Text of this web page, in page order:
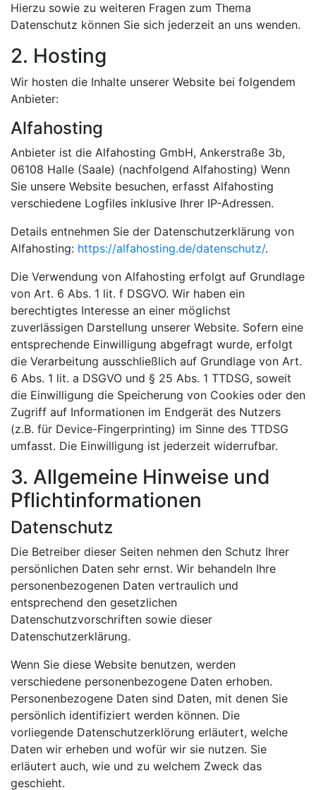
Hierzu sowie zu weiteren Fragen zum Thema
Datenschutz können Sie sich jederzeit an uns wenden.
2. Hosting
Wir hosten die Inhalte unserer Website bei folgendem
Anbieter:
Alfahosting
Anbieter ist die Alfahosting GmbH, Ankerstraße 3b,
06108 Halle (Saale) (nachfolgend Alfahosting) Wenn
Sie unsere Website besuchen, erfasst Alfahosting
verschiedene Logfiles inklusive Ihrer IP-Adressen.
Details entnehmen Sie der Datenschutzerklärung von
Alfahosting: https://alfahosting.de/datenschutz/.
Die Verwendung von Alfahosting erfolgt auf Grundlage
von Art. 6 Abs. 1 lit. f DSGVO. Wir haben ein
berechtigtes Interesse an einer möglichst
zuverlässigen Darstellung unserer Website. Sofern eine
entsprechende Einwilligung abgefragt wurde, erfolgt
die Verarbeitung ausschließlich auf Grundlage von Art.
6 Abs. 1 lit. a DSGVO und § 25 Abs. 1 TTDSG, soweit
die Einwilligung die Speicherung von Cookies oder den
Zugriff auf Informationen im Endgerät des Nutzers
(z.B. für Device-Fingerprinting) im Sinne des TTDSG
umfasst. Die Einwilligung ist jederzeit widerrufbar.
3. Allgemeine Hinweise und
Pflichtinformationen
Datenschutz
Die Betreiber dieser Seiten nehmen den Schutz Ihrer
persönlichen Daten sehr ernst. Wir behandeln Ihre
personenbezogenen Daten vertraulich und
entsprechend den gesetzlichen
Datenschutzvorschriften sowie dieser
Datenschutzerklärung.
Wenn Sie diese Website benutzen, werden
verschiedene personenbezogene Daten erhoben.
Personenbezogene Daten sind Daten, mit denen Sie
persönlich identifiziert werden können. Die
vorliegende Datenschutzerklörung erläutert, welche
Daten wir erheben und wofür wir sie nutzen. Sie
erläutert auch, wie und zu welchem Zweck das
geschieht.